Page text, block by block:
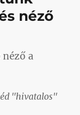
néző
a
"hivatalos"